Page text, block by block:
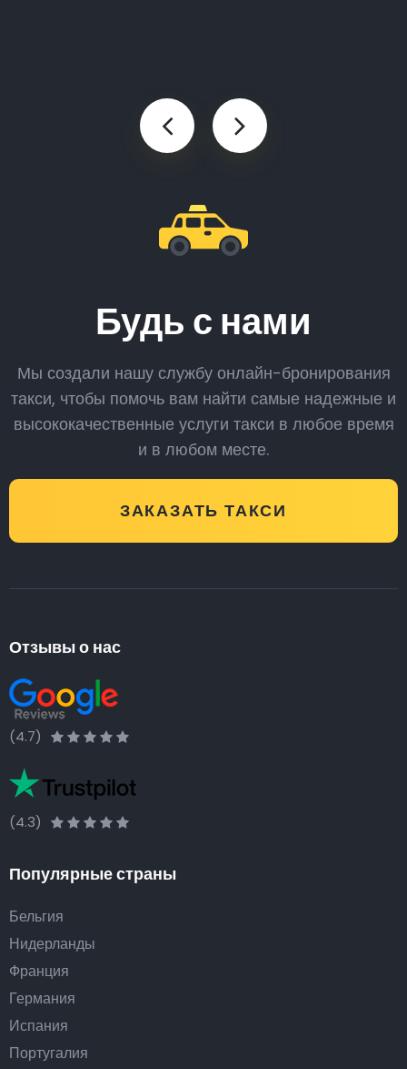
Будь с нами
Мы создали нашу службу онлайн-бронирования
такси, чтобы помочь вам найти самые надежные и
высококачественные услуги такси в любое время
и в любом месте.
ЗАКАЗАТЬ ТАКСИ
Отзывы о нас
(4.7)
(4.3)
Популярные страны
Бельгия
Нидерланды
Франция
Германия
Испания
Португалия